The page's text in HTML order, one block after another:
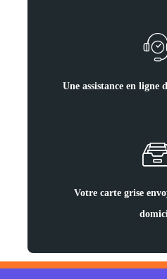
Une assistance en
Votre carte grise